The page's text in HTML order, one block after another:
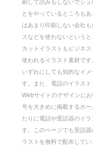
刷して読みもしないでシ
とをやっているところも
はあまり印刷しない会社
スなどを使わないという
カットイラストもビジネ
使われるイラスト素材で
いずれにしても知的なイ
す。また、電話のイラス
Webサイトのデザインに
号を大きめに掲載するホ
たりに電話や受話器のイ
す。このページでも受話
ラストを無料で配布してい